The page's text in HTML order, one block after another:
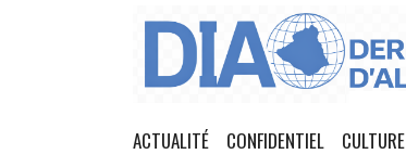
ACTUALITÉ CONFIDENTIEL CULTURE